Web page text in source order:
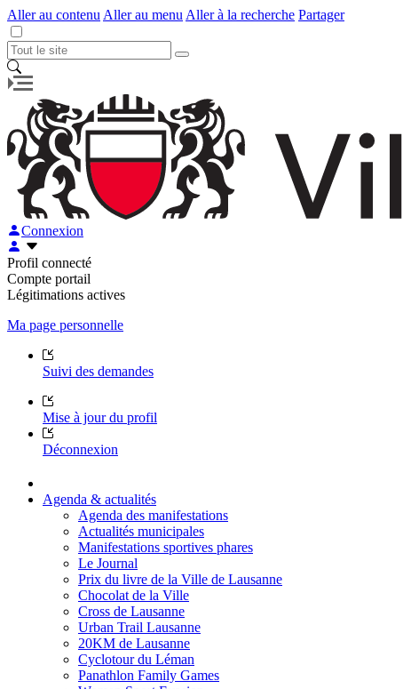
Aller au contenu Aller au menu Aller à la recherche Partager
Connexion
Profil connecté
Compte portail
Légitimations actives
Ma page personnelle
Suivi des demandes
Mise à jour du profil
Déconnexion
Agenda & actualités
Agenda des manifestations
Actualités municipales
Manifestations sportives phares
Le Journal
Prix du livre de la Ville de Lausanne
Chocolat de la Ville
Cross de Lausanne
Urban Trail Lausanne
20KM de Lausanne
Cyclotour du Léman
Panathlon Family Games